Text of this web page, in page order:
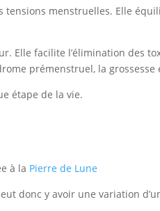
menstruelles. Elle
Elle facilite l’élimination des
prémenstruel, la grossesse
étape de la vie.
à la Pierre de Lune
donc y avoir une variation